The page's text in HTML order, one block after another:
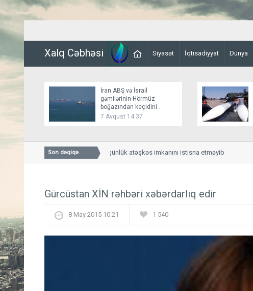
Xalq Cəbhəsi Siyasət İqtisadiyyat Dünya
İran ABŞ və İsrail
gəmilərinin Hörmüz
boğazından keçidini
bağlayır
7 Avqust 14:37
Son dəqiqə
Bessent İranla 60 günlük atəşkəs imkanını istisna etməyib
Gürcüstan XİN rəhbəri xəbərdarlıq edir
8 May 2015 10:21 1 540